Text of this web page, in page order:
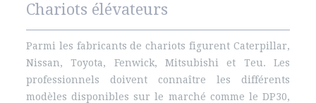
Chariots élévateurs
Parmi les fabricants de chariots figurent Caterpillar,
Nissan, Toyota, Fenwick, Mitsubishi et Teu. Les
professionnels doivent connaître les différents
modèles disponibles sur le marché comme le DP30,